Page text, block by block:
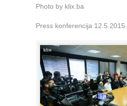
Photo by klix.ba
Press konferencija 12.5.2015.